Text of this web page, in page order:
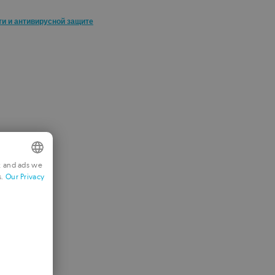
и антивирусной защите
ads we
Our Privacy